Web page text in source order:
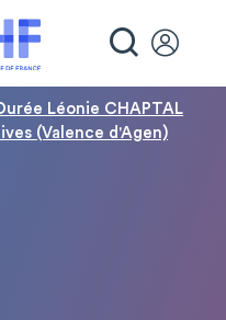
Léonie CHAPTAL
(Valence d'Agen)